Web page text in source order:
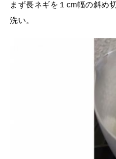
まず長ネギを１cm幅の斜め
洗い。